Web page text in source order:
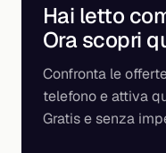
Hai letto
Ora scopri
Confronta le
telefono e attiva
Gratis e senza